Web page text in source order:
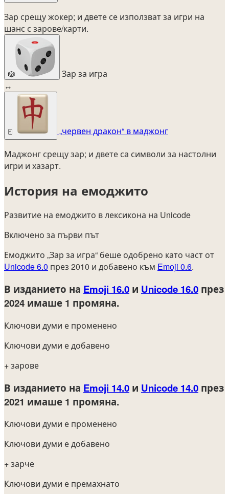
Зар срещу жокер; и двете се използват за игри на
шанс с зарове/карти.
🎲
Зар за игра
↔
🀄
„червен дракон“ в маджонг
Маджонг срещу зар; и двете са символи за настолни
игри и хазарт.
История на емоджито
Развитие на емоджито в лексикона на Unicode
Включено за първи път
Емоджито „Зар за игра“ беше одобрено като част от
Unicode 6.0 през 2010 и добавено към Emoji 0.6.
В изданието на Emoji 16.0 и Unicode 16.0 през
2024 имаше 1 промяна.
Ключови думи е променено
Ключови думи е добавено
+ зарове
В изданието на Emoji 14.0 и Unicode 14.0 през
2021 имаше 1 промяна.
Ключови думи е променено
Ключови думи е добавено
+ зарче
Ключови думи е премахнато